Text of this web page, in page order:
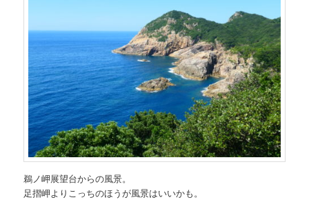
鵜ノ岬展望台からの風景。
足摺岬よりこっちのほうが風景はいいかも。